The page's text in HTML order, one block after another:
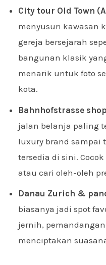
City tour Old Town
menyusuri kawasan
gereja bersejarah
bangunan klasik
menarik untuk foto
kota.
Bahnhofstrasse
jalan belanja paling
luxury brand sampai
tersedia di sini.
atau cari oleh-oleh
Danau Zurich &
biasanya jadi spot
jernih,
menciptakan